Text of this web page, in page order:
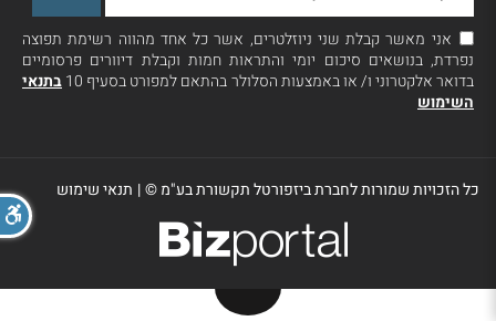
אני מאשר קבלת שני ניוזלטרים, אשר כל אחד מהווה רשימת תפוצה
נפרדת, בנושאים סיכום יומי והתראות חמות וקבלת דיוורים פרסומיים
בדואר אלקטרוני ו/ או באמצעות הסלולר בהתאם למפורט בסעיף 10
בתנאי
השימוש
כל הזכויות שמורות לחברת ביזפורטל תקשורת בע"מ ©| תנאי שימוש